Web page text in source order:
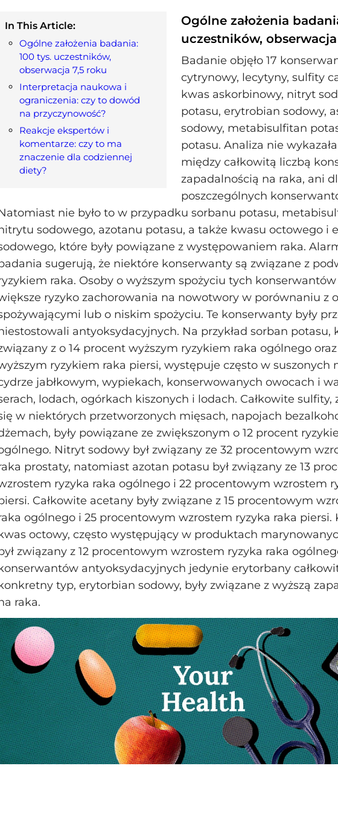
In This Article:
Ogólne założenia badania:
100 tys. uczestników,
obserwacja 7,5 roku
Interpretacja naukowa i
ograniczenia: czy to dowód
na przyczynowość?
Reakcje ekspertów i
komentarze: czy to ma
znaczenie dla codziennej
diety?
Ogólne założenia
uczestników,
Badanie objęło 17
cytrynowy, lecytyny, sulfity
kwas askorbinowy, nitryt
potasu, erytrobian sodowy,
sodowy, metabisulfitan
potasu. Analiza nie
między całkowitą liczbą
zapadalnością na raka, ani
poszczególnych
nie było to w przypadku sorbanu potasu,
sodowego, azotanu potasu, a także kwasu octowego i
które były powiązane z występowaniem raka.
sugerują, że niektóre konserwanty są związane z
raka. Osoby o wyższym spożyciu tych konserwantów
ryzyko zachorowania na nowotwory w porównaniu z
lub o niskim spożyciu. Te konserwanty były
antyoksydacyjnych. Na przykład sorban potasu,
z o 14 procent wyższym ryzykiem raka ogólnego
ryzykiem raka piersi, występuje często w suszonych
jabłkowym, wypiekach, konserwowanych owocach i
lodach, ogórkach kiszonych i lodach. Całkowite sulfity,
w niektórych przetworzonych mięsach, napojach
były powiązane ze zwiększonym o 12 procent
Nitryt sodowy był związany ze 32 procentowym
prostaty, natomiast azotan potasu był związany ze 13
ryzyka raka ogólnego i 22 procentowym wzrostem
Całkowite acetany były związane z 15 procentowym
ogólnego i 25 procentowym wzrostem ryzyka raka piersi.
octowy, często występujący w produktach
związany z 12 procentowym wzrostem ryzyka raka
antyoksydacyjnych jedynie erytorbany
typ, erytorbian sodowy, były związane z wyższą
raka.